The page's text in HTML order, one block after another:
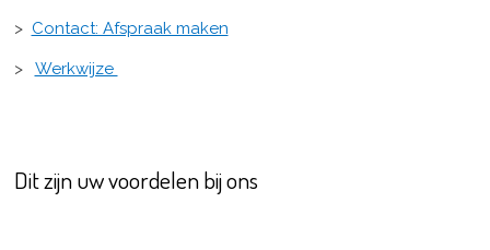
> Contact: Afspraak maken
> Werkwijze
Dit zijn uw voordelen bij ons